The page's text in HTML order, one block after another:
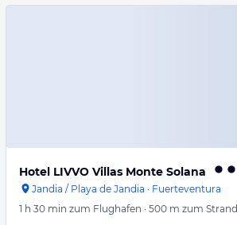
Hotel LIVVO Villas Monte Solana
Jandia / Playa de Jandia · Fuerteventura
1 h 30 min zum Flughafen · 500 m zum Strand